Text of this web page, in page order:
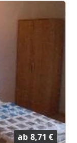
ab 8,71 €